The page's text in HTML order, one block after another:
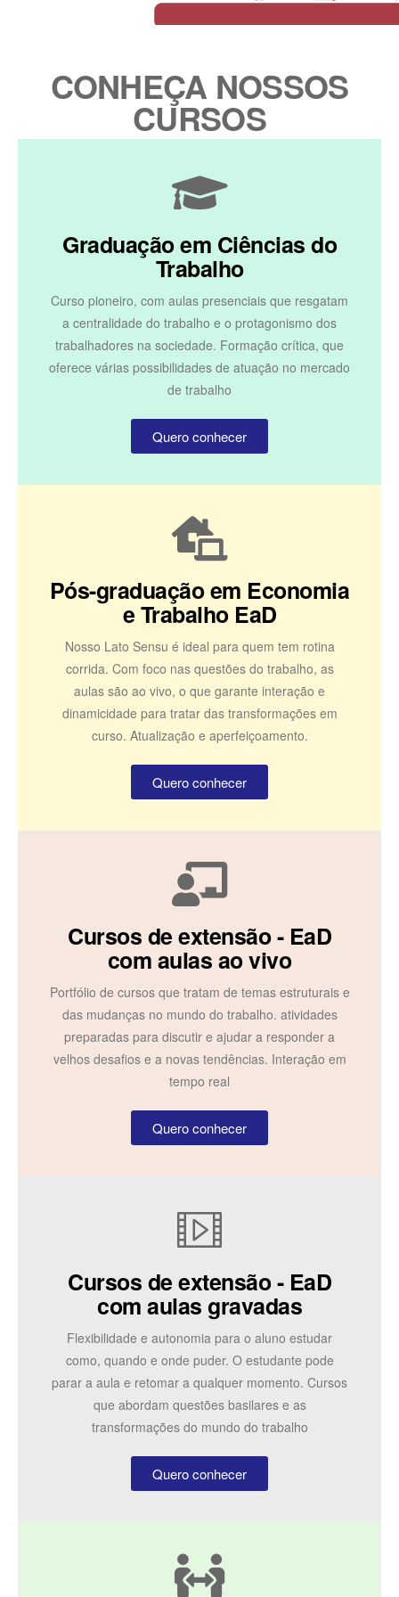
CONHEÇA NOSSOS
CURSOS
Graduação em Ciências do
Trabalho
Curso pioneiro, com aulas presenciais que resgatam
a centralidade do trabalho e o protagonismo dos
trabalhadores na sociedade. Formação crítica, que
oferece várias possibilidades de atuação no mercado
de trabalho
Quero conhecer
Pós-graduação em Economia
e Trabalho EaD
Nosso Lato Sensu é ideal para quem tem rotina
corrida. Com foco nas questões do trabalho, as
aulas são ao vivo, o que garante interação e
dinamicidade para tratar das transformações em
curso. Atualização e aperfeiçoamento.
Quero conhecer
Cursos de extensão - EaD
com aulas ao vivo
Portfólio de cursos que tratam de temas estruturais e
das mudanças no mundo do trabalho. atividades
preparadas para discutir e ajudar a responder a
velhos desafios e a novas tendências. Interação em
tempo real
Quero conhecer
Cursos de extensão - EaD
com aulas gravadas
Flexibilidade e autonomia para o aluno estudar
como, quando e onde puder. O estudante pode
parar a aula e retomar a qualquer momento. Cursos
que abordam questões basilares e as
transformações do mundo do trabalho
Quero conhecer